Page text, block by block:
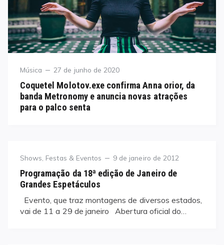
Category
Música
Posted
27 de junho de 2020
Coquetel Molotov.exe confirma Anna orior, da
banda Metronomy e anuncia novas atrações
para o palco senta
Category
Shows, Festas & Eventos
Posted
9 de janeiro de 2012
Programação da 18ª edição de Janeiro de
Grandes Espetáculos
Evento, que traz montagens de diversos estados,
vai de 11 a 29 de janeiro Abertura oficial do…